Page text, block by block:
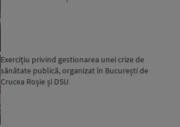
Exerciţiu privind gestionarea unei crize de
sănătate publică, organizat în București de
Crucea Roșie și DSU